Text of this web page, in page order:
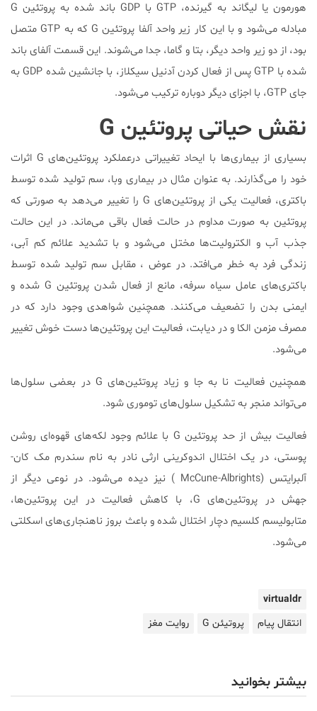
هورمون یا لیگاند به گیرنده، GTP با GDP باند شده به پروتئین G
مبادله می‌شود و با این کار زیر واحد آلفا پروتئین G که به GTP متصل
بود، از دو زیر واحد دیگر، بتا و گاما، جدا می‌شوند. این قسمت آلفای باند
شده با GTP پس از فعال کردن آدنیل سیکلاز، با جانشین شده GDP به
جای GTP، با اجزای دیگر دوباره ترکیب می‌شود.
نقش حیاتی پروتئین G
بسیاری از بیماری‌ها با ایحاد تغییراتی درعملکرد پروتئین‌های G اثرات
خود را می‌گذارند. به عنوان مثال در بیماری وبا، سم تولید شده توسط
باکتری، فعالیت یکی از پروتئین‌های G را تغییر می‌دهد به صورتی که
پروتئین به صورت مداوم در حالت فعال باقی می‌ماند. در این حالت
جذب آب و الکترولیت‌ها مختل می‌شود و با تشدید علائم کم آبی،
زندگی فرد به خطر می‌افتد. در عوض ، مقابل سم تولید شده توسط
باکتری‌های عامل سیاه سرفه، مانع از فعال شدن پروتئین G شده و
ایمنی بدن را تضعیف می‌کنند. همچنین شواهدی وجود دارد که در
مصرف مزمن الکا و در دیابت، فعالیت این پروتئین‌ها دست خوش تغییر
می‌شود.
همچنین فعالیت نا به جا و زیاد پروتئین‌های G در بعضی سلول‌ها
می‌تواند منجر به تشکیل سلول‌های توموری شود.
فعالیت بیش از حد پروتئین G با علائم وجود لکه‌های قهوه‌ای روشن
پوستی، در یک اختلال اندوکرینی ارثی نادر به نام سندرم مک کان-
آلبرایتس (McCune-Albrights ) نیز دیده می‌شود. در نوعی دیگر از
جهش در پروتئین‌های G، با کاهش فعالیت در این پروتئین‌ها،
متابولیسم کلسیم دچار اختلال شده و باعث بروز ناهنجاری‌‌های اسکلتی
می‌شود.
virtualdr
انتقال پیام
پروتیئن G روایت مغز
بیشتر بخوانید